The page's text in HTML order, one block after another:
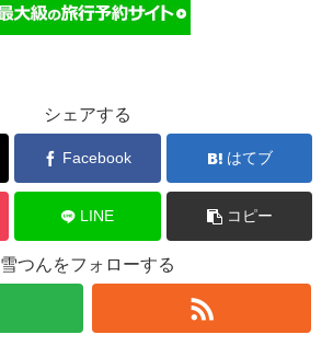
シェアする
Facebook はてブ
LINE コピー
雪つんをフォローする